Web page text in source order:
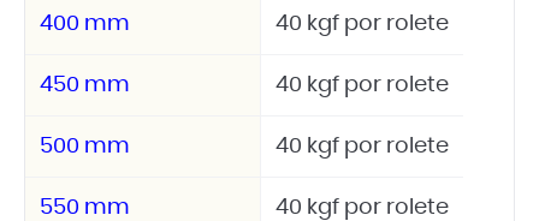
400 mm 40 kgf por rolete
450 mm 40 kgf por rolete
500 mm 40 kgf por rolete
550 mm 40 kgf por rolete